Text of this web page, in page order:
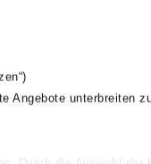
Angebote unterbreiten